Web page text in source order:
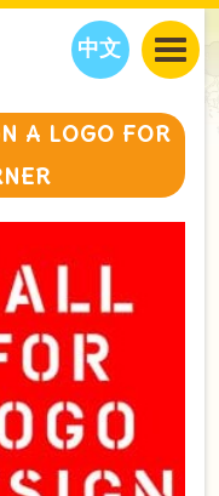
中文
WORLD
CLASSES
CALENDAR
EVENTS
PICKS
WELLNESS
ABOUT
OUR STORY
US
PARTNERS
SHOP NOW
A LOGO FOR